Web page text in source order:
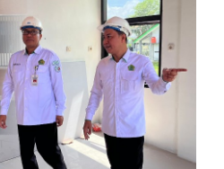
No Comments